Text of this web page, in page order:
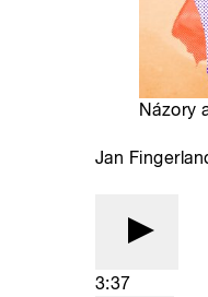
Názory
Jan
3:37